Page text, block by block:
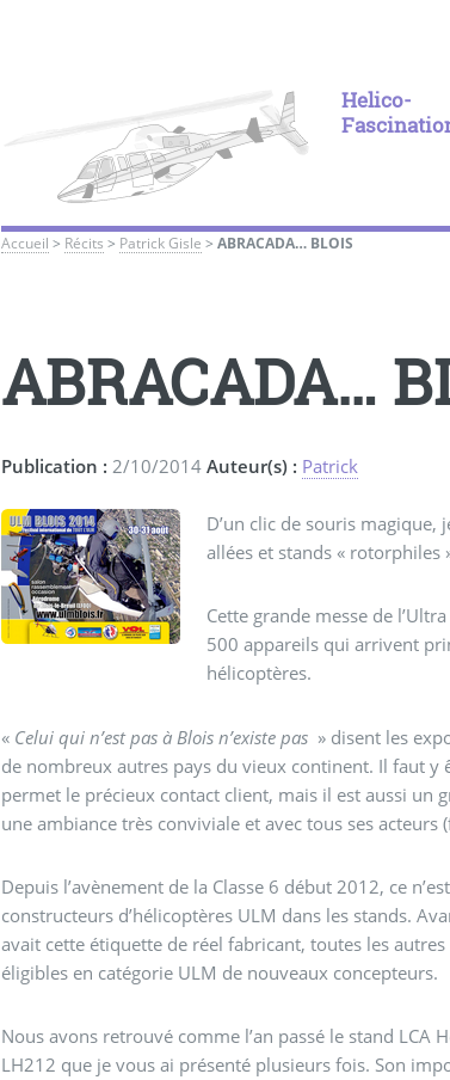
Helico-
Accueil > Récits > Patrick Gisle >ABRACADA… BLOIS
ABRACADA…
Publication : 2/10/2014Auteur(s) : Patrick
D’un clic de souris
allées et stands « rotorphiles
Cette grande messe de
500 appareils qui arrivent
hélicoptères.
« Celui qui n’est pas à Blois n’existe pas » disent les
de nombreux autres pays du vieux continent. Il faut y
permet le précieux contact client, mais il est aussi un
une ambiance très conviviale et avec tous ses acteurs
Depuis l’avènement de la Classe 6 début 2012, ce
constructeurs d’hélicoptères ULM dans les stands.
avait cette étiquette de réel fabricant, toutes les
éligibles en catégorie ULM de nouveaux concepteurs.
Nous avons retrouvé comme l’an passé le stand
LH212 que je vous ai présenté plusieurs fois. Son